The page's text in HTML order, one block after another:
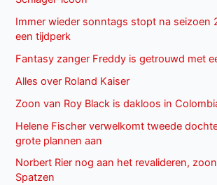
Immer wieder sonntags stopt na seizoen
een tijdperk
Fantasy zanger Freddy is getrouwd met
Alles over Roland Kaiser
Zoon van Roy Black is dakloos in
Helene Fischer verwelkomt tweede
grote plannen aan
Norbert Rier nog aan het revalideren,
Spatzen